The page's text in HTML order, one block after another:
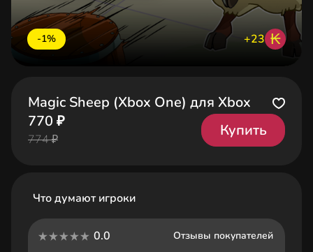
-1% +23 ₭
Magic Sheep (Xbox One) для Xbox
770 ₽
774 ₽
Купить
Что думают игроки
0.0
Отзывы покупателей